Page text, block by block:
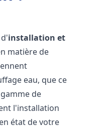
installation et
matière de
eau, que ce
de
l'installation
état de votre